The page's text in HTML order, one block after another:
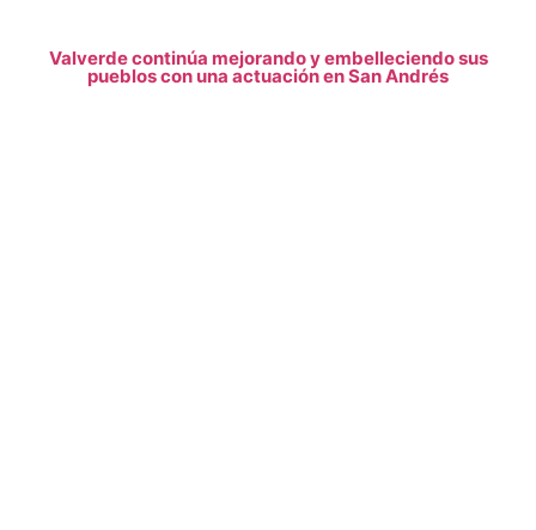
Valverde continúa mejorando y embelleciendo sus
pueblos con una actuación en San Andrés